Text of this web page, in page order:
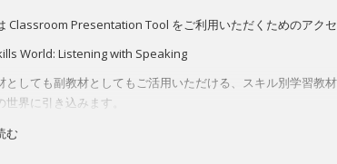
Classroom Presentation Tool をご利用いただくためのアクセ
World: Listening with Speaking
としても副教材としてもご活用いただける、スキル別学習教
世界に引き込みます。
も副教材にも適した児童英語教材です。
む